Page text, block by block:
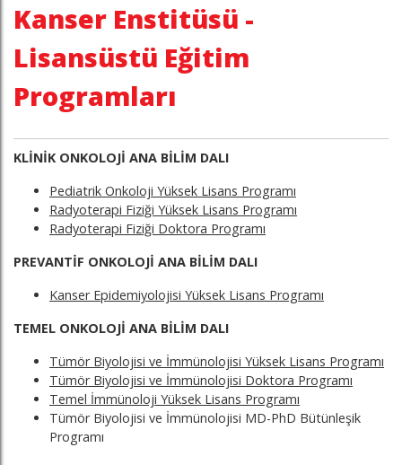
Kanser Enstitüsü -
Lisansüstü Eğitim
Programları
KLİNİK ONKOLOJİ ANA BİLİM DALI
Pediatrik Onkoloji Yüksek Lisans Programı
Radyoterapi Fiziği Yüksek Lisans Programı
Radyoterapi Fiziği Doktora Programı
PREVANTİF ONKOLOJİ ANA BİLİM DALI
Kanser Epidemiyolojisi Yüksek Lisans Programı
TEMEL ONKOLOJİ ANA BİLİM DALI
Tümör Biyolojisi ve İmmünolojisi Yüksek Lisans Programı
Tümör Biyolojisi ve İmmünolojisi Doktora Programı
Temel İmmünoloji Yüksek Lisans Programı
Tümör Biyolojisi ve İmmünolojisi MD-PhD Bütünleşik
Programı